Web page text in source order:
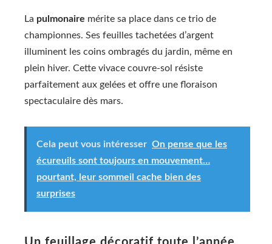
La pulmonaire mérite sa place dans ce trio de
championnes. Ses feuilles tachetées d’argent
illuminent les coins ombragés du jardin, même en
plein hiver. Cette vivace couvre-sol résiste
parfaitement aux gelées et offre une floraison
spectaculaire dès mars.
Cela peut vous intéresser On pense que les
écureuils sont toujours en mouvement…
pourtant, leur sommeil cache bien des
surprises